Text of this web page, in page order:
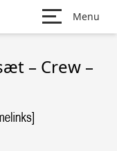
Menu
– Crew –